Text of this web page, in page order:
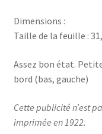
Dimensions :
Taille de la feuille :
Assez bon état.
bord (bas, gauche)
Cette publicité n’est
imprimée en 1922.